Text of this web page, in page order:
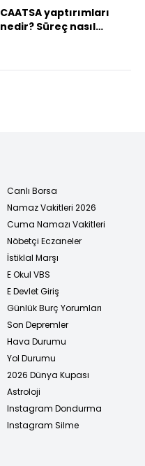
CAATSA yaptırımları
nedir? Süreç nasıl
Canlı Borsa
Namaz Vakitleri 2026
Cuma Namazı Vakitleri
Nöbetçi Eczaneler
İstiklal Marşı
E Okul VBS
E Devlet Giriş
Günlük Burç Yorumları
Son Depremler
Hava Durumu
Yol Durumu
2026 Dünya Kupası
Astroloji
Instagram Dondurma
Instagram Silme